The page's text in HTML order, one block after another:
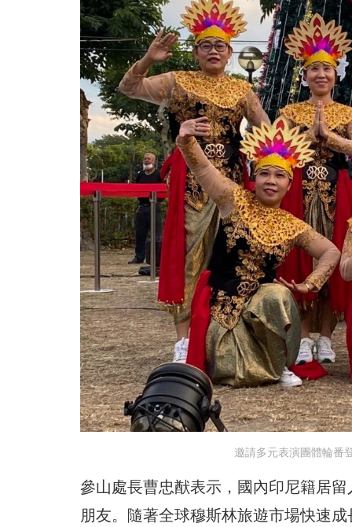
邀請多元表演團體輪番
參山處長曹忠猷表示，國內印尼籍居
朋友。隨著全球穆斯林旅遊市場快速